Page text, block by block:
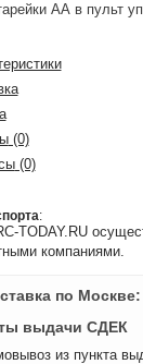
АА в пульт
(0)
(0)
:
TODAY.RU
компаниями.
по Москве:
выдачи СДЕК
из пункта